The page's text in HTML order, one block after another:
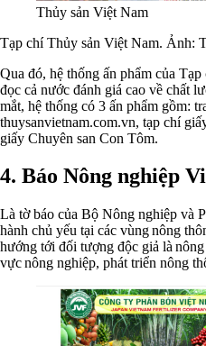
Thủy sản Việt Nam
Tạp chí Thủy sản Việt Nam. Ảnh:
Qua đó, hệ thống ấn phẩm của
đọc cả nước đánh giá cao về chất
mắt, hệ thống có 3 ấn phẩm gồm:
thuysanvietnam.com.vn, tạp chí
giấy Chuyên san Con Tôm.
4. Báo Nông nghiệp
Là tờ báo của Bộ Nông nghiệp và
hành chủ yếu tại các vùng nông
hướng tới đối tượng độc giả là
vực nông nghiệp, phát triển nông